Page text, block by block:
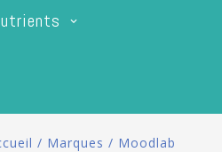
/ Marques / Moodlab